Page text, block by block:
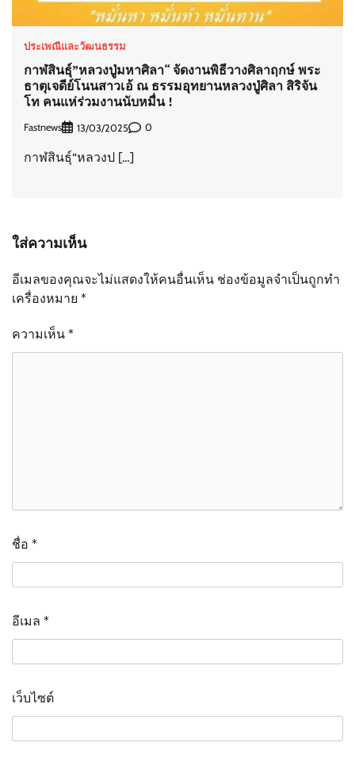
ประเพณีและวัฒนธรรม
กาฬสินธุ์”หลวงปู่มหาศิลา“ จัดงานพิธีวางศิลาฤกษ์ พระ
ธาตุเจดีย์โนนสาวเอ้ ณ ธรรมอุทยานหลวงปู่ศิลา สิริจัน
โท คนแห่ร่วมงานนับหมื่น !
Fastnews 13/03/2025 0
กาฬสินธุ์“หลวงป […]
ใส่ความเห็น
อีเมลของคุณจะไม่แสดงให้คนอื่นเห็น ช่องข้อมูลจำเป็นถูกทำ
เครื่องหมาย *
ความเห็น *
ชื่อ *
อีเมล *
เว็บไซต์